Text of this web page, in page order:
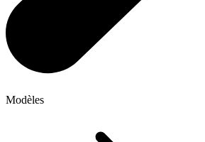
Modèles